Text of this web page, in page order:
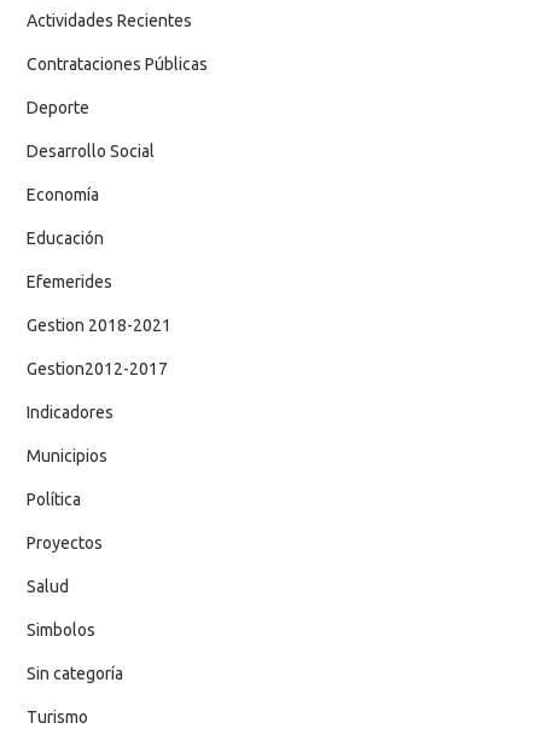
Actividades Recientes
Contrataciones Públicas
Deporte
Desarrollo Social
Economía
Educación
Efemerides
Gestion 2018-2021
Gestion2012-2017
Indicadores
Municipios
Política
Proyectos
Salud
Simbolos
Sin categoría
Turismo